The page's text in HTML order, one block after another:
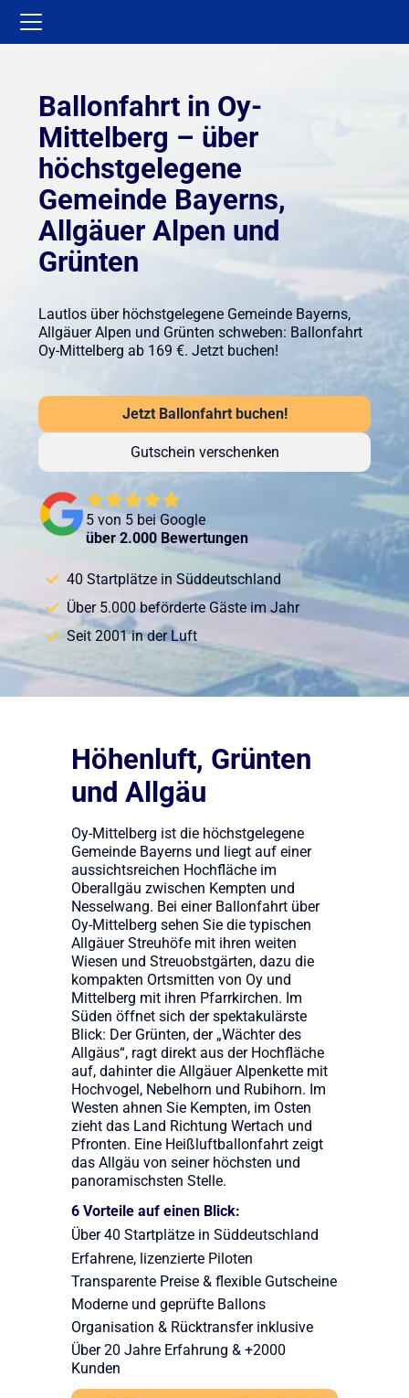
Ballonfahrt in Oy-
Mittelberg – über
höchstgelegene
Gemeinde Bayerns,
Allgäuer Alpen und
Grünten
Lautlos über höchstgelegene Gemeinde Bayerns,
Allgäuer Alpen und Grünten schweben: Ballonfahrt
Oy-Mittelberg ab 169 €. Jetzt buchen!
Jetzt Ballonfahrt buchen!
Gutschein verschenken
5 von 5 bei Google
über 2.000 Bewertungen
40 Startplätze in Süddeutschland
Über 5.000 beförderte Gäste im Jahr
Seit 2001 in der Luft
Höhenluft, Grünten
und Allgäu
Oy-Mittelberg ist die höchstgelegene
Gemeinde Bayerns und liegt auf einer
aussichtsreichen Hochfläche im
Oberallgäu zwischen Kempten und
Nesselwang. Bei einer Ballonfahrt über
Oy-Mittelberg sehen Sie die typischen
Allgäuer Streuhöfe mit ihren weiten
Wiesen und Streuobstgärten, dazu die
kompakten Ortsmitten von Oy und
Mittelberg mit ihren Pfarrkirchen. Im
Süden öffnet sich der spektakulärste
Blick: Der Grünten, der „Wächter des
Allgäus“, ragt direkt aus der Hochfläche
auf, dahinter die Allgäuer Alpenkette mit
Hochvogel, Nebelhorn und Rubihorn. Im
Westen ahnen Sie Kempten, im Osten
zieht das Land Richtung Wertach und
Pfronten. Eine Heißluftballonfahrt zeigt
das Allgäu von seiner höchsten und
panoramischsten Stelle.
6 Vorteile auf einen Blick:
Über 40 Startplätze in Süddeutschland
Erfahrene, lizenzierte Piloten
Transparente Preise & flexible Gutscheine
Moderne und geprüfte Ballons
Organisation & Rücktransfer inklusive
Über 20 Jahre Erfahrung & +2000
Kunden